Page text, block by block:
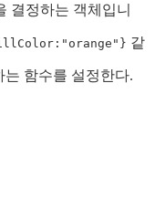
결정하는 객체입니
같
함수를 설정한다.